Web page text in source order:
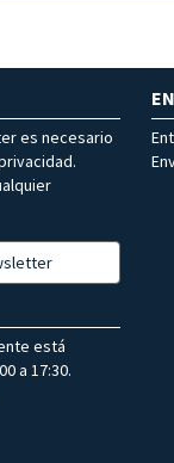
es necesario
está
a 17:30.